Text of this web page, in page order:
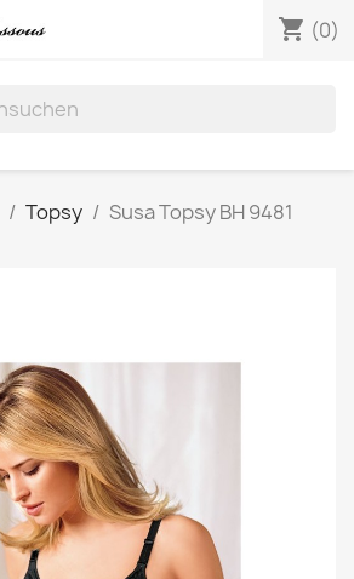
shopping_cart (0)
Topsy
Susa Topsy BH 9481